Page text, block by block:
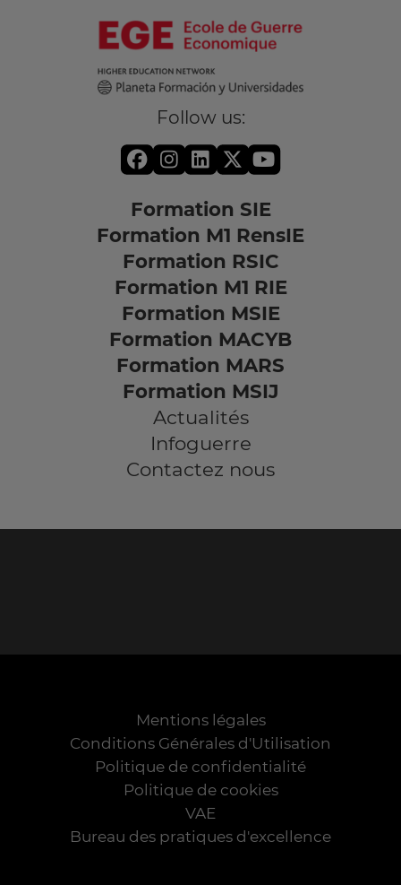
Follow us:
Formation SIE
Formation M1 RensIE
Formation RSIC
Formation M1 RIE
Formation MSIE
Formation MACYB
Formation MARS
Formation MSIJ
Actualités
Infoguerre
Contactez nous
Mentions légales
Conditions Générales d'Utilisation
Politique de confidentialité
Politique de cookies
VAE
Bureau des pratiques d'excellence